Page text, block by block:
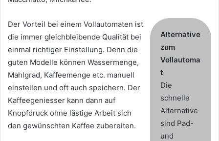
Alternative
zum
Vollautoma
t
Die
schnelle
Alternative
sind Pad-
und
Der Vorteil bei einem Vollautomaten ist
die immer gleichbleibende Qualität bei
einmal richtiger Einstellung. Denn die
guten Modelle können Wassermenge,
Mahlgrad, Kaffeemenge etc. manuell
einstellen und oft auch speichern. Der
Kaffeegeniesser kann dann auf
Knopfdruck ohne lästige Arbeit sich
den gewünschten Kaffee zubereiten.